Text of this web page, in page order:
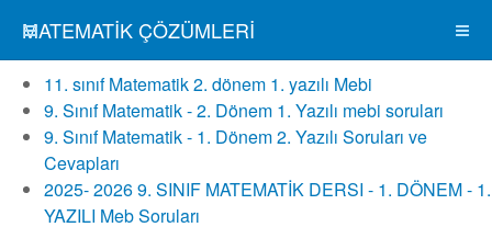
MATEMATIK ÇÖZÜMLERI
11. sınıf Matematik 2. dönem 1. yazılı Mebi
9. Sınıf Matematik - 2. Dönem 1. Yazılı mebi soruları
9. Sınıf Matematik - 1. Dönem 2. Yazılı Soruları ve
Cevapları
2025- 2026 9. SINIF MATEMATİK DERSI - 1. DÖNEM - 1.
YAZILI Meb Soruları